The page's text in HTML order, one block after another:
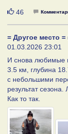
Нравится
46
= Другое место =
01.03.2026 23:01
И снова любимые
3.5 км, глубина
с небольшими
результат
Как то так.